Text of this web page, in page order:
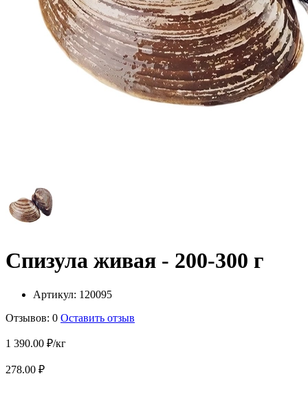
Спизула живая - 200-300 г
Артикул: 120095
Отзывов: 0 Оставить отзыв
1 390.00 ₽/кг
278.00 ₽